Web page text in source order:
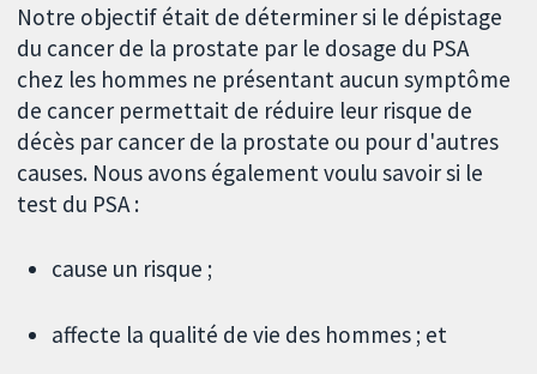
Notre objectif était de déterminer si le dépistage
du cancer de la prostate par le dosage du PSA
chez les hommes ne présentant aucun symptôme
de cancer permettait de réduire leur risque de
décès par cancer de la prostate ou pour d'autres
causes. Nous avons également voulu savoir si le
test du PSA :
cause un risque ;
affecte la qualité de vie des hommes ; et